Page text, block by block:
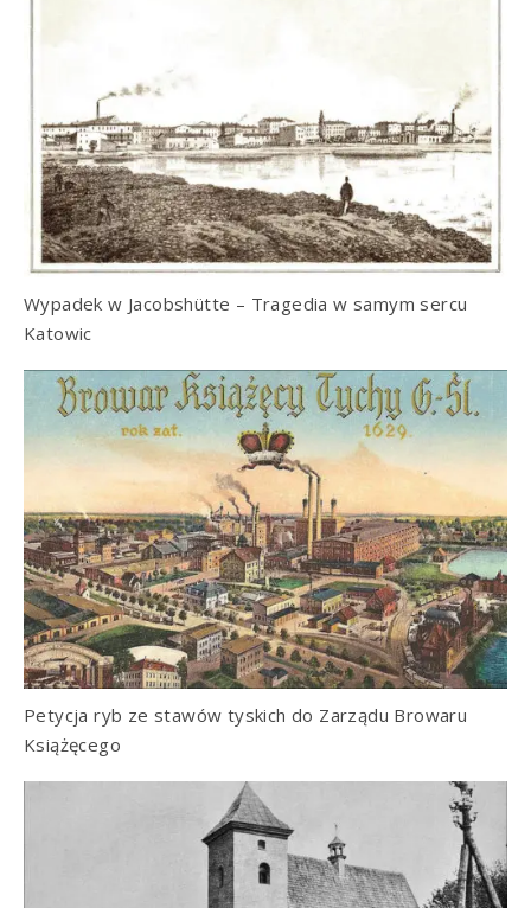
Wypadek w Jacobshütte – Tragedia w samym sercu
Katowic
Petycja ryb ze stawów tyskich do Zarządu Browaru
Książęcego